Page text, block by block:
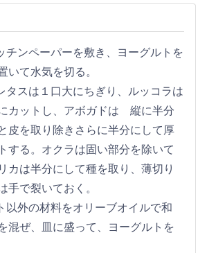
チンペーパーを敷き、ヨーグルトを
いて水気を切る。
タスは１口大にちぎり、ルッコラは
カットし、アボガドは 縦に半分
皮を取り除きさらに半分にして厚
する。オクラは固い部分を除いて
カは半分にして種を取り、薄切り
手で裂いておく。
以外の材料をオリーブオイルで和
混ぜ、皿に盛って、ヨーグルトを